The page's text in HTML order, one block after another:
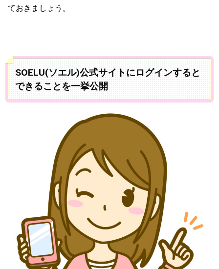
ておきましょう。
SOELU(ソエル)公式サイトにログインすると
できることを一挙公開